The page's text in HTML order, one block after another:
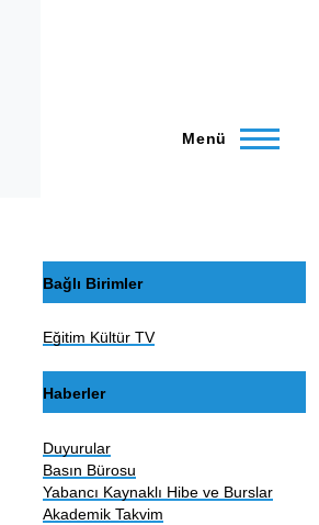
Menü
Bağlı Birimler
Eğitim Kültür TV
Haberler
Duyurular
Basın Bürosu
Yabancı Kaynaklı Hibe ve Burslar
Akademik Takvim